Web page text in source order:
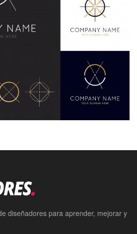
diseñadores para aprender, mejorar y